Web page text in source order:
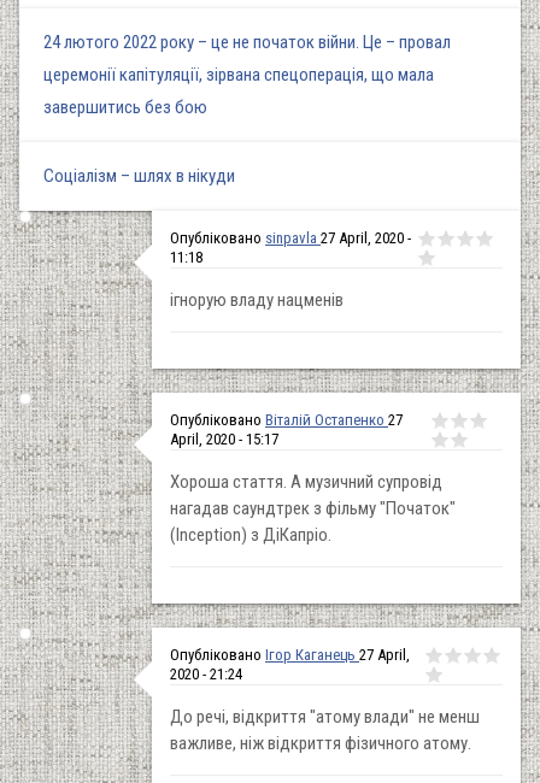
24 лютого 2022 року – це не початок війни. Це – провал
церемонії капітуляції, зірвана спецоперація, що мала
завершитись без бою
Соціалізм – шлях в нікуди
Опубліковано sinpavla 27 April, 2020 -
11:18
ігнорую владу нацменів
Опубліковано Віталій Остапенко 27
April, 2020 - 15:17
Хороша стаття. А музичний супровід
нагадав саундтрек з фільму "Початок"
(Inception) з ДіКапріо.
Опубліковано Ігор Каганець 27 April,
2020 - 21:24
До речі, відкриття "атому влади" не менш
важливе, ніж відкриття фізичного атому.